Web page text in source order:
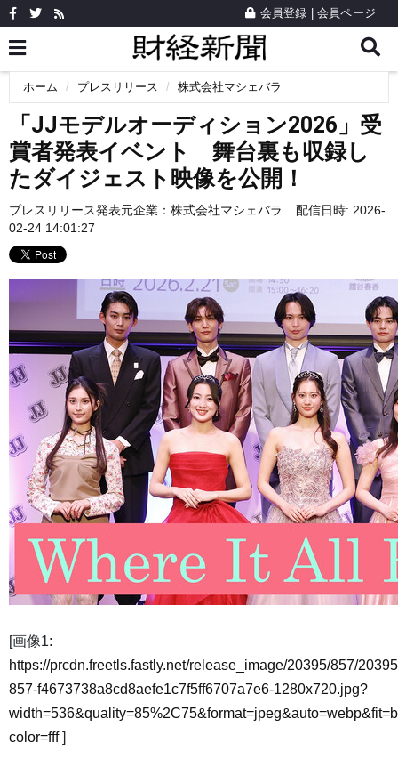
会員登録 会員ページ
ホーム プレスリリース 株式会社マシェバラ
「JJモデルオーディション2026」受
賞者発表イベント 舞台裏も収録し
たダイジェスト映像を公開！
プレスリリース発表元企業： 株式会社マシェバラ
配信日時: 2026-
02-24 14:01:27
[画像1:
https://prcdn.freetls.fastly.net/release_image/20395/857/
857-f4673738a8cd8aefe1c7f5ff6707a7e6-1280x720.jpg?
color=fff]